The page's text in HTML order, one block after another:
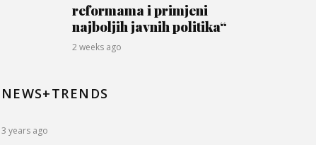
reformama i primjeni
najboljih javnih politika“
2 weeks ago
NEWS+TRENDS
3 years ago